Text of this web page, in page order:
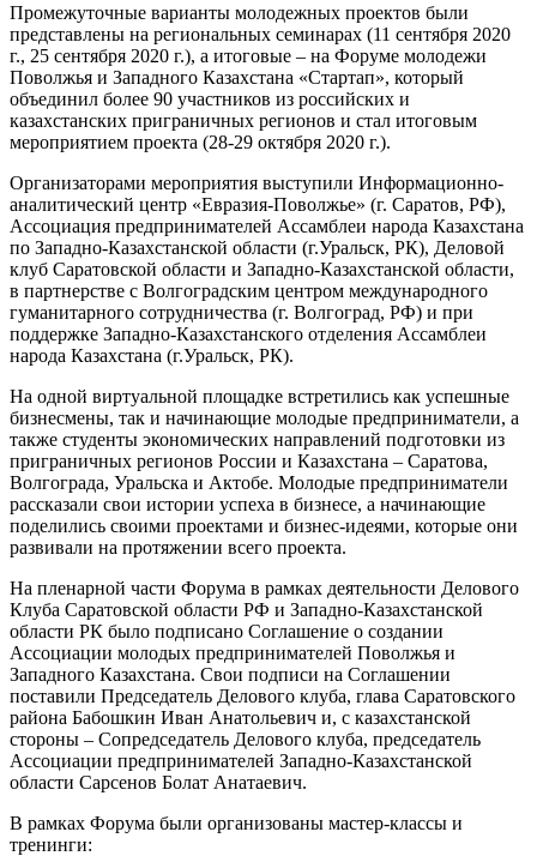
Промежуточные варианты молодежных проектов были
представлены на региональных семинарах (11 сентября 2020
г., 25 сентября 2020 г.), а итоговые – на Форуме молодежи
Поволжья и Западного Казахстана «Стартап», который
объединил более 90 участников из российских и
казахстанских приграничных регионов и стал итоговым
мероприятием проекта (28-29 октября 2020 г.).
Организаторами мероприятия выступили Информационно-
аналитический центр «Евразия-Поволжье» (г. Саратов, РФ),
Ассоциация предпринимателей Ассамблеи народа Казахстана
по Западно-Казахстанской области (г.Уральск, РК), Деловой
клуб Саратовской области и Западно-Казахстанской области,
в партнерстве с Волгоградским центром международного
гуманитарного сотрудничества (г. Волгоград, РФ) и при
поддержке Западно-Казахстанского отделения Ассамблеи
народа Казахстана (г.Уральск, РК).
На одной виртуальной площадке встретились как успешные
бизнесмены, так и начинающие молодые предприниматели, а
также студенты экономических направлений подготовки из
приграничных регионов России и Казахстана – Саратова,
Волгограда, Уральска и Актобе. Молодые предприниматели
рассказали свои истории успеха в бизнесе, а начинающие
поделились своими проектами и бизнес-идеями, которые они
развивали на протяжении всего проекта.
На пленарной части Форума в рамках деятельности Делового
Клуба Саратовской области РФ и Западно-Казахстанской
области РК было подписано Соглашение о создании
Ассоциации молодых предпринимателей Поволжья и
Западного Казахстана. Свои подписи на Соглашении
поставили Председатель Делового клуба, глава Саратовского
района Бабошкин Иван Анатольевич и, с казахстанской
стороны – Сопредседатель Делового клуба, председатель
Ассоциации предпринимателей Западно-Казахстанской
области Сарсенов Болат Анатаевич.
В рамках Форума были организованы мастер-классы и
тренинги: